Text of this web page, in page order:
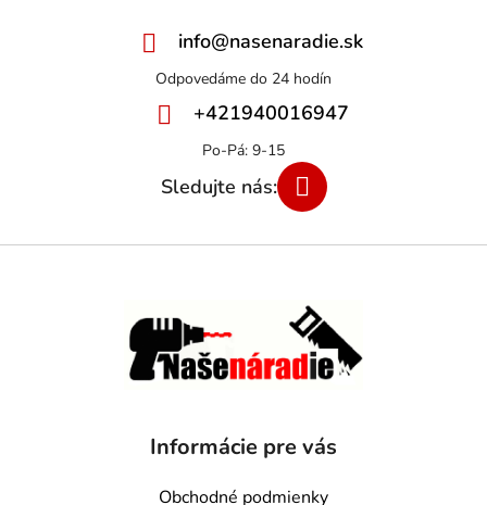
info@nasenaradie.sk
+421940016947
Informácie pre vás
Obchodné podmienky